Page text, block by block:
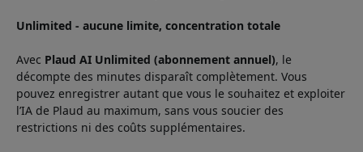
Unlimited - aucune limite, concentration totale
Avec Plaud AI Unlimited (abonnement annuel), le
décompte des minutes disparaît complètement. Vous
pouvez enregistrer autant que vous le souhaitez et exploiter
l’IA de Plaud au maximum, sans vous soucier des
restrictions ni des coûts supplémentaires.